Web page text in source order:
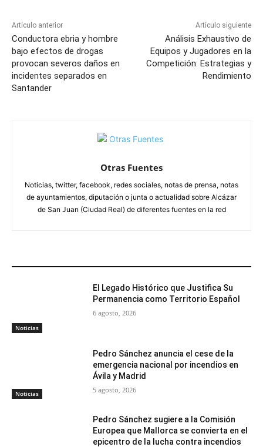
Artículo anterior
Conductora ebria y hombre
bajo efectos de drogas
provocan severos daños en
incidentes separados en
Santander
Artículo siguiente
Análisis Exhaustivo de
Equipos y Jugadores en la
Competición: Estrategias y
Rendimiento
Otras Fuentes
Noticias, twitter, facebook, redes sociales, notas de prensa, notas
de ayuntamientos, diputación o junta o actualidad sobre Alcázar
de San Juan (Ciudad Real) de diferentes fuentes en la red
Noticias
El Legado Histórico que Justifica Su
Permanencia como Territorio Español
6 agosto, 2026
Noticias
Pedro Sánchez anuncia el cese de la
emergencia nacional por incendios en
Ávila y Madrid
5 agosto, 2026
Pedro Sánchez sugiere a la Comisión
Europea que Mallorca se convierta en el
epicentro de la lucha contra incendios